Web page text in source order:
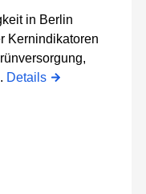
in Berlin
Kernindikatoren
Details